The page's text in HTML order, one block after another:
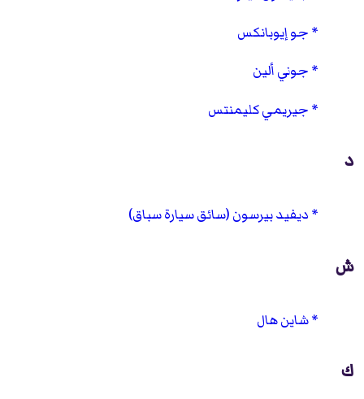
جو إيوبانكس
جوني ألين
جيريمي كليمنتس
د
ديفيد بيرسون (سائق سيارة سباق)
ش
شاين هال
ك